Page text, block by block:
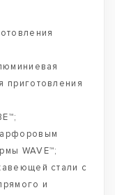
приготовления
WAVE™;
стали с
и